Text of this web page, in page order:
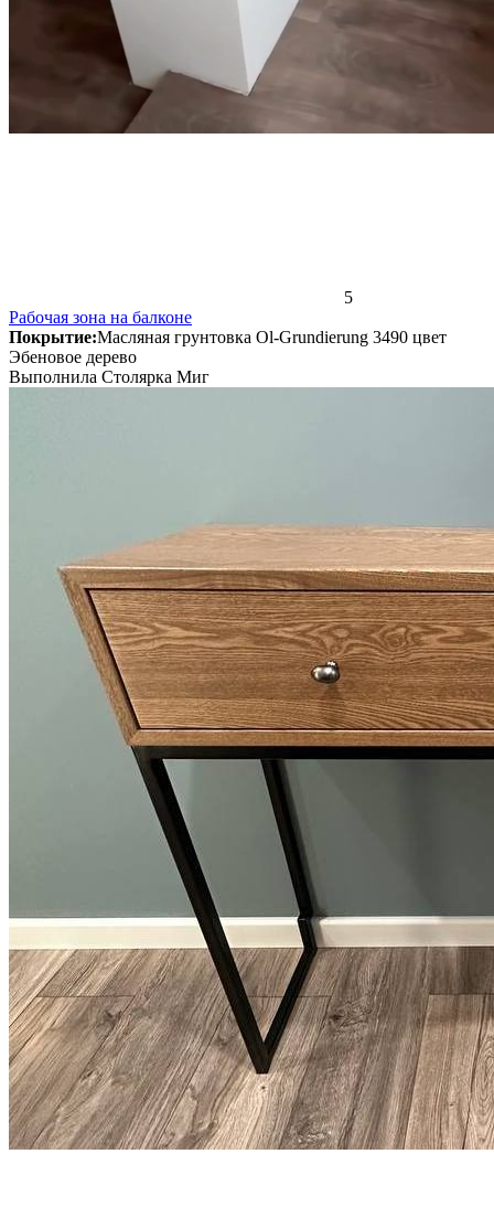
5
Рабочая зона на балконе
Покрытие:Масляная грунтовка Ol-Grundierung 3490 цвет
Эбеновое дерево
Выполнила Столярка Миг